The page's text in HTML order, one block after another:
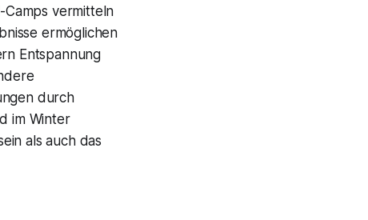
vermitteln
ermöglichen
Entspannung
durch
im Winter
als auch das